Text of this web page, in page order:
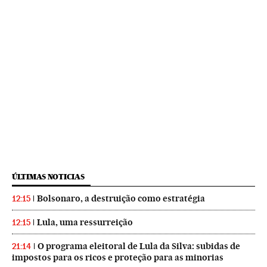
ÚLTIMAS NOTICIAS
12:15 Bolsonaro, a destruição como estratégia
12:15 Lula, uma ressurreição
21:14
O programa eleitoral de Lula da Silva: subidas de
impostos para os ricos e proteção para as minorias